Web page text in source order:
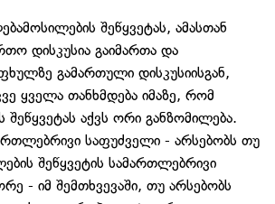
შეწყვეტას, ამასთან
დისკუსია გაიმართა და
გამართული დისკუსიისგან,
ყველა თანხმდება იმაზე, რომ
აქვს ორი განზომილება.
საფუძველი - არსებობს თუ
შეწყვეტის სამართლებრივი
- იმ შემთხვევაში, თუ არსებობს